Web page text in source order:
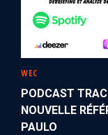
WEC
PODCAST
NOUVELLE
PAULO